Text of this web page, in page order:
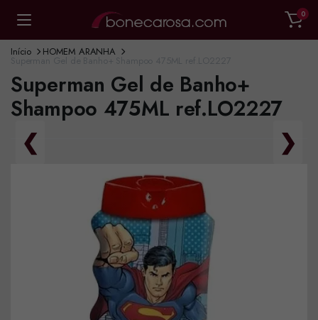
0
Início HOMEM ARANHA
Superman Gel de Banho+
Shampoo 475ML ref.LO2227
❮ ❯